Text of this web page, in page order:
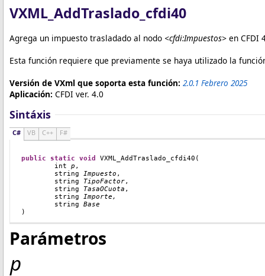
VXML_AddTraslado_cfdi40
Agrega un impuesto trasladado al nodo <cfdi:Impuestos> en CFDI
Esta función requiere que previamente se haya utilizado la
Versión de VXml que soporta esta función: 2.0.1 Febrero 2025
Aplicación: CFDI ver. 4.0
Sintáxis
C# VB C++ F#
public static void VXML_AddTraslado_cfdi40 (
int
p ,
string
Impuesto ,
string
TipoFactor,
	string
TasaOCuota ,
string
Importe,
        string
Base
)
Parámetros
p